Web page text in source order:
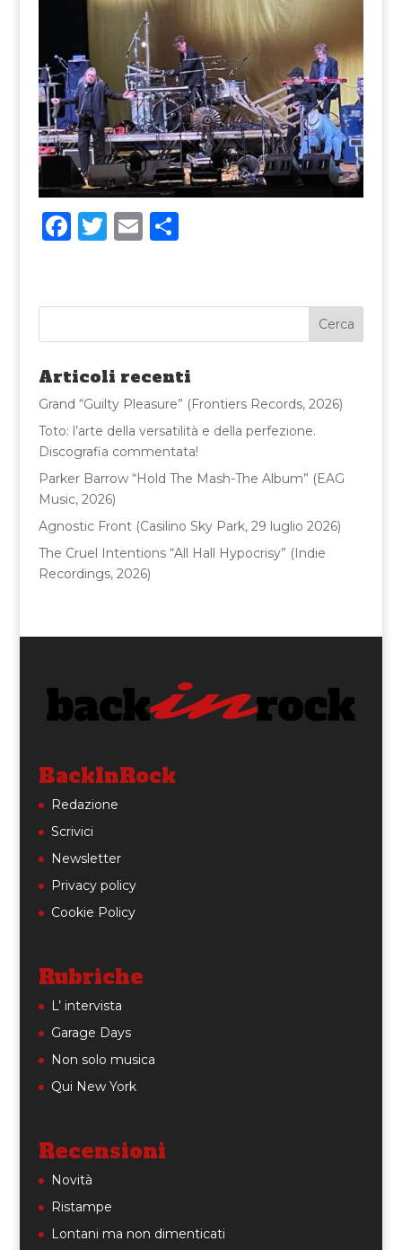
F
e
b
o
o
k
T
te
r
E
l
C
di
vi
di
Articoli recenti
Grand “Guilty Pleasure” (Frontiers Records, 2026)
Toto: l’arte della versatilità e della perfezione.
Discografia commentata!
Parker Barrow “Hold The Mash-The Album” (EAG
Music, 2026)
Agnostic Front (Casilino Sky Park, 29 luglio 2026)
The Cruel Intentions “All Hall Hypocrisy” (Indie
Recordings, 2026)
BackInRock
Redazione
Scrivici
Newsletter
Privacy policy
Cookie Policy
Rubriche
L’ intervista
Garage Days
Non solo musica
Qui New York
Recensioni
Novità
Ristampe
Lontani ma non dimenticati